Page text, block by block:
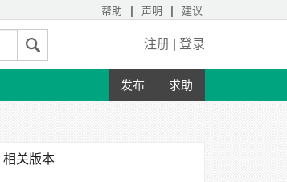
帮助 | 声明 | 建议
注册 | 登录
发布 求助
相关版本